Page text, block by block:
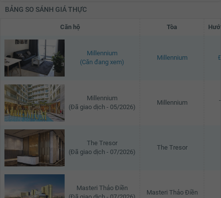
BẢNG SO SÁNH GIÁ THỰC
Căn hộ Tòa
Millennium
(Căn đang xem)
Millennium
Millennium
(Đã giao dịch - 05/2026)
Millennium
The Tresor
(Đã giao dịch - 07/2026)
The Tresor
Masteri Thảo Điền
Masteri Thảo Điền